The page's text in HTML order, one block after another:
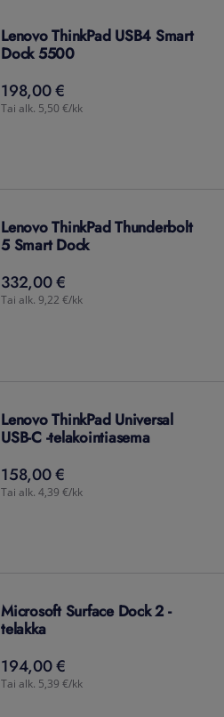
Lenovo ThinkPad USB4 Smart
Dock 5500
198,00 €
198,00€
Tai alk. 5,50 €/kk
Lenovo ThinkPad Thunderbolt
5 Smart Dock
332,00 €
332,00€
Tai alk. 9,22 €/kk
Lenovo ThinkPad Universal
USB-C -telakointiasema
158,00 €
158,00€
Tai alk. 4,39 €/kk
Microsoft Surface Dock 2 -
telakka
194,00 €
194,00€
Tai alk. 5,39 €/kk